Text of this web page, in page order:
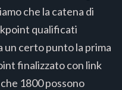
che la catena di
qualificati
certo punto la prima
finalizzato con link
1800 possono